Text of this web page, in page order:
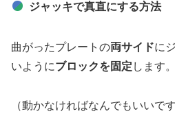
ジャッキで真直にする方法
曲がったプレートの両サイドに
いようにブロックを固定 します。
（動かなければなんでもいいです